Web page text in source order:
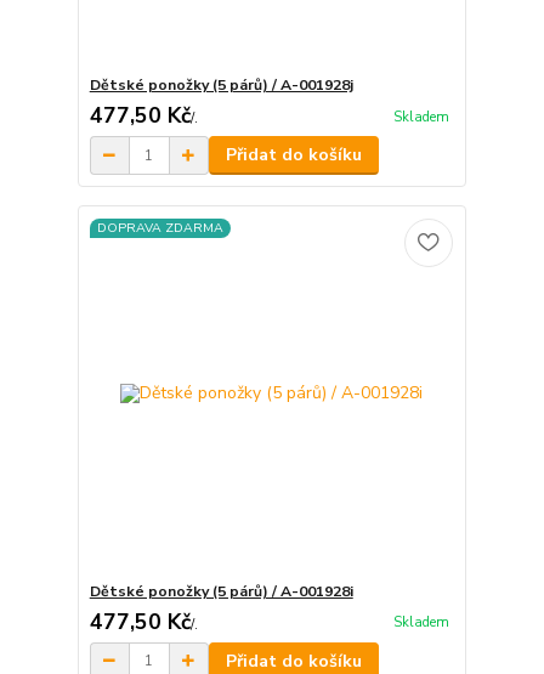
Dětské ponožky (5 párů) / A-001928j
477,50 Kč/. Skladem
Přidat do košíku
DOPRAVA ZDARMA
Dětské ponožky (5 párů) / A-001928i
477,50 Kč/. Skladem
Přidat do košíku